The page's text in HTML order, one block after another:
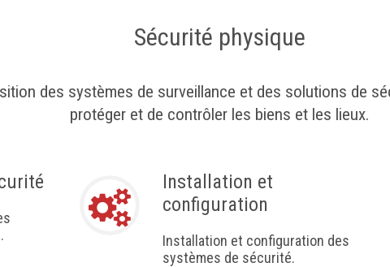
Sécurité physique
des systèmes de surveillance et des solutions de
protéger et de contrôler les biens et les lieux.
Installation et
configuration
Installation et configuration des
systèmes de sécurité.